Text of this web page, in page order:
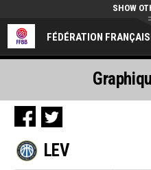
FÉDÉRATION
SHOW
LEV